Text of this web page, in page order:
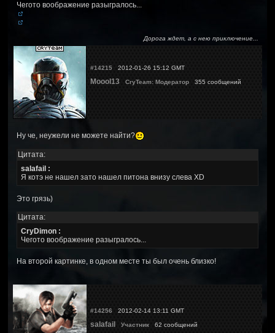
Чегото воображение разыгралось...
Дорога ждет, а с нею приключение...
#14215 2012-01-26 15:12 GMT
Moool13 CryTeam: Модератор 355 сообщений
Ну че, неужели не можете найти?
Цитата:
salafail :
Я котэ не нашел зато нашел питона внизу слева XD
Это грязь)
Цитата:
CryDimon :
Чегото воображение разыгралось...
На второй картинке, в одном месте ты был очень близко!
#14256 2012-02-14 13:11 GMT
salafail Участник 62 сообщений